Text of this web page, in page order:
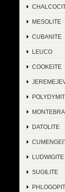
MESOLITE
CUBANITE
LEUCO
COOKEITE
DATOLITE
LUDWIGITE
SUGILITE